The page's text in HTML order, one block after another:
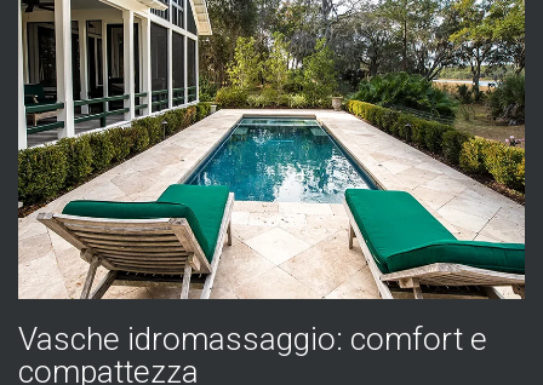
Vasche idromassaggio: comfort e
compattezza